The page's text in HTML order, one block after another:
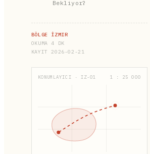
Bekliyor?
BÖLGE İZMIR
OKUMA 4 DK
KAYIT 2026-02-21
KONUMLAYICI · IZ-01 1 : 25 000